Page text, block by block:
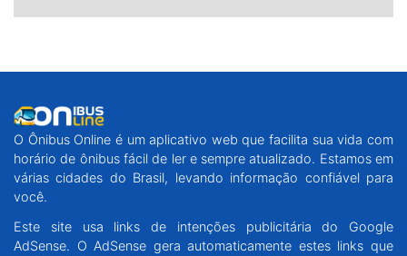
O Ônibus Online é um aplicativo web que facilita sua vida com
horário de ônibus fácil de ler e sempre atualizado. Estamos em
várias cidades do Brasil, levando informação confiável para
você.
Este site usa links de intenções publicitária do Google
AdSense. O AdSense gera automaticamente estes links que